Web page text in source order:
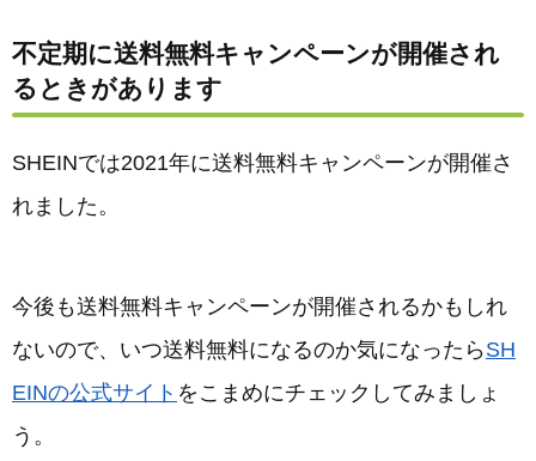
不定期に送料無料キャンペーンが開催され
るときがあります
SHEINでは2021年に送料無料キャンペーンが開催さ
れました。
今後も送料無料キャンペーンが開催されるかもしれ
ないので、いつ送料無料になるのか気になったら SH
EINの公式サイト をこまめにチェックしてみましょ
う。